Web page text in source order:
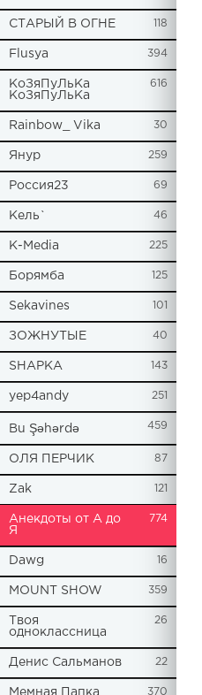
СТАРЫЙ В ОГНЕ 118
Flusya 394
КоЗяПуЛьКа
КоЗяПуЛьКа
616
Rainbow_ Vika 30
Янур 259
Россия23 69
Кель` 46
К-Media 225
Борямба 125
Sekavines 101
ЗОЖНУТЫЕ 40
SHAPKA 143
yep4andy 251
Bu Şəhərdə 459
ОЛЯ ПЕРЧИК 87
Zak 121
Анекдоты от А до
Я
774
Dawg 16
MOUNT SHOW 359
Твоя
одноклассница
26
Денис Сальманов 22
Мемная Папка 370